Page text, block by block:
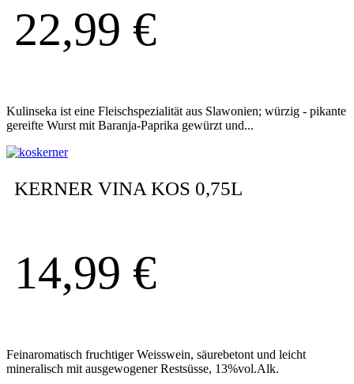
22,99 €
Kulinseka ist eine Fleischspezialität aus Slawonien; würzig - pikante
gereifte Wurst mit Baranja-Paprika gewürzt und...
KERNER VINA KOS 0,75L
14,99 €
Feinaromatisch fruchtiger Weisswein, säurebetont und leicht
mineralisch mit ausgewogener Restsüsse, 13%vol.Alk.